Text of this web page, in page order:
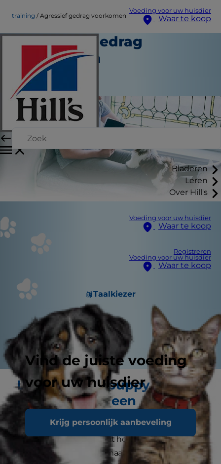
Voeding voor uw huisdier
Waar te koop
Bladeren
Leren
Over Hill's
Voeding voor uw huisdier
Waar te koop
Registreren
Voeding voor uw huisdier
Waar te koop
Taalkiezer
Vind de juiste voeding
voor uw huisdier
Krijg persoonlijk aanbeveling
training Agressief gedrag voorkomen
Agressief gedrag
voorkomen
Training
Medewerker auteur
Laat uw lieve puppy niet
veranderen in een
agressieve hond
Veel mensen denken dat honden bijten,
"omdat ze dat nou eenmaal doen". Maar honden